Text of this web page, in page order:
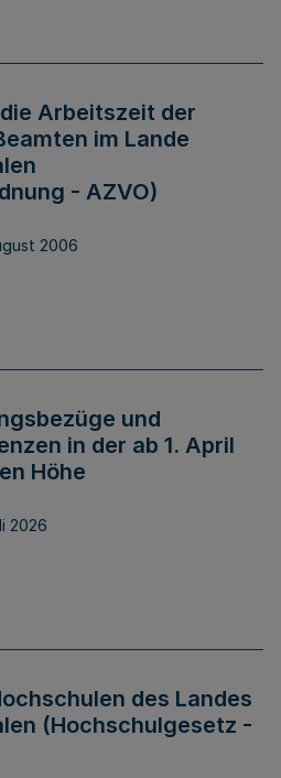
Arbeitszeit der
im Lande
- AZVO)
2006
und
in der ab 1. April
Höhe
2026
des Landes
(Hochschulgesetz -